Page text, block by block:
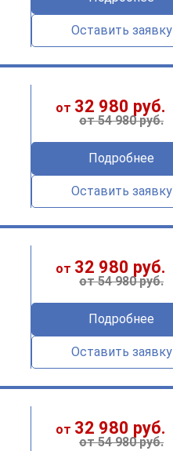
Оставить заявку
от 32 980 руб.
от 54 980 руб.
Подробнее
Оставить заявку
от 32 980 руб.
от 54 980 руб.
Подробнее
Оставить заявку
от 32 980 руб.
от 54 980 руб.